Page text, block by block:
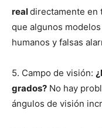
realdirectamente en
que algunos
humanos y falsas
5. Campo de visión:
grados? No hay
ángulos de visión